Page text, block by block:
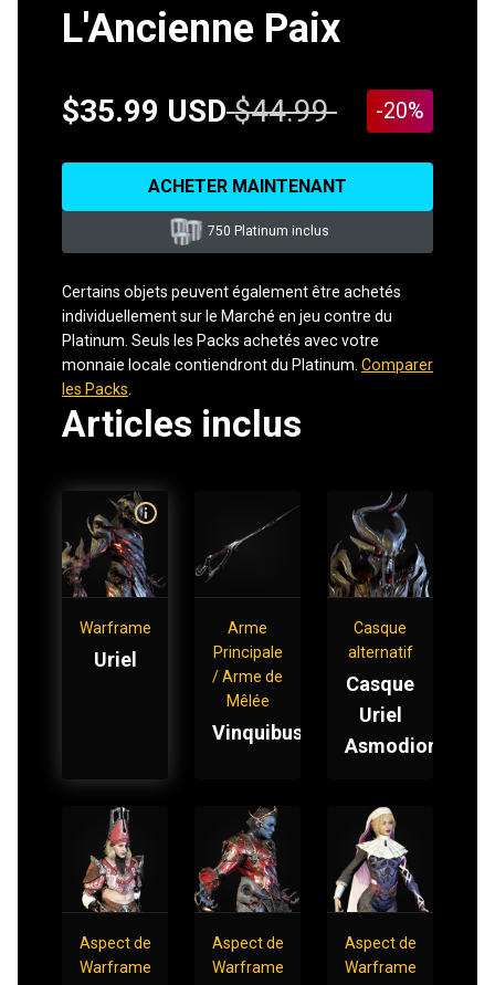
L'Ancienne Paix
$35.99 USD $44.99 -20%
ACHETER MAINTENANT
750 Platinum inclus
Certains objets peuvent également être achetés
individuellement sur le Marché en jeu contre du
Platinum. Seuls les Packs achetés avec votre
monnaie locale contiendront du Platinum. Comparer
les Packs
Articles inclus
Warframe
Uriel
Arme
Principale
/ Arme de
Mêlée
Vinquibus
Casque
alternatif
Casque
Uriel
Asmodion
Aspect de
Warframe
Aspect de
Warframe
Aspect de
Warframe